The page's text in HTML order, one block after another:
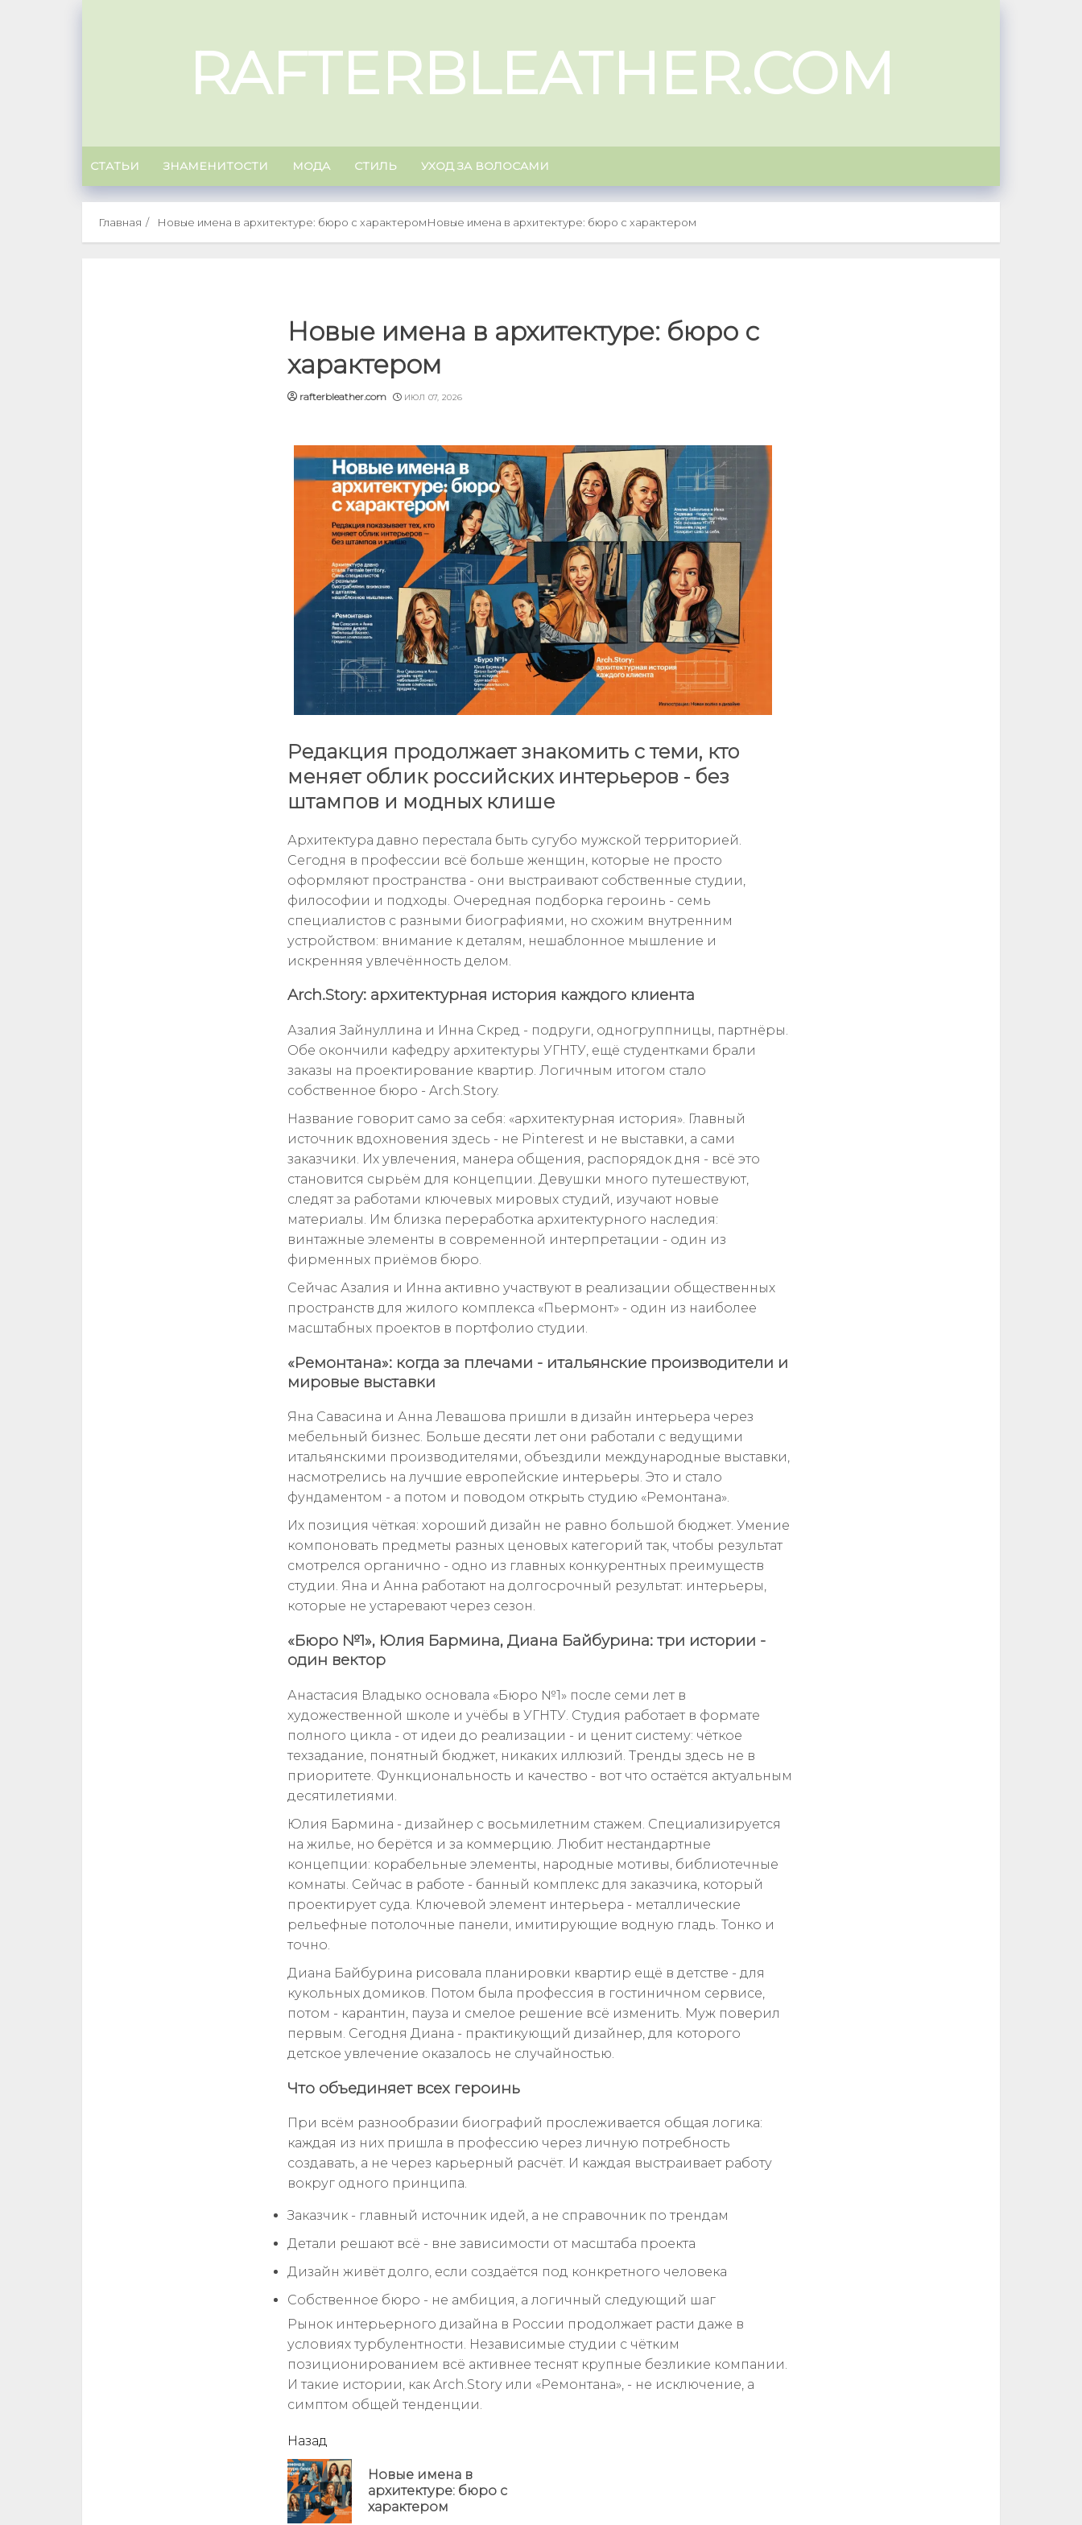
RAFTERBLEATHER.COM
СТАТЬИ ЗНАМЕНИТОСТИ МОДА СТИЛЬ УХОД ЗА ВОЛОСАМИ
Главная Новые имена в архитектуре: бюро с характеромНовые имена в архитектуре: бюро с характером
Новые имена в архитектуре: бюро с
характером
rafterbleather.com ИЮЛ 07, 2026
Редакция продолжает знакомить с теми, кто
меняет облик российских интерьеров - без
штампов и модных клише
Архитектура давно перестала быть сугубо мужской территорией.
Сегодня в профессии всё больше женщин, которые не просто
оформляют пространства - они выстраивают собственные студии,
философии и подходы. Очередная подборка героинь - семь
специалистов с разными биографиями, но схожим внутренним
устройством: внимание к деталям, нешаблонное мышление и
искренняя увлечённость делом.
Arch.Story: архитектурная история каждого клиента
Азалия Зайнуллина и Инна Скред - подруги, одногруппницы, партнёры.
Обе окончили кафедру архитектуры УГНТУ, ещё студентками брали
заказы на проектирование квартир. Логичным итогом стало
собственное бюро - Arch.Story.
Название говорит само за себя: «архитектурная история». Главный
источник вдохновения здесь - не Pinterest и не выставки, а сами
заказчики. Их увлечения, манера общения, распорядок дня - всё это
становится сырьём для концепции. Девушки много путешествуют,
следят за работами ключевых мировых студий, изучают новые
материалы. Им близка переработка архитектурного наследия:
винтажные элементы в современной интерпретации - один из
фирменных приёмов бюро.
Сейчас Азалия и Инна активно участвуют в реализации общественных
пространств для жилого комплекса «Пьермонт» - один из наиболее
масштабных проектов в портфолио студии.
«Ремонтана»: когда за плечами - итальянские производители и
мировые выставки
Яна Савасина и Анна Левашова пришли в дизайн интерьера через
мебельный бизнес. Больше десяти лет они работали с ведущими
итальянскими производителями, объездили международные выставки,
насмотрелись на лучшие европейские интерьеры. Это и стало
фундаментом - а потом и поводом открыть студию «Ремонтана».
Их позиция чёткая: хороший дизайн не равно большой бюджет. Умение
компоновать предметы разных ценовых категорий так, чтобы результат
смотрелся органично - одно из главных конкурентных преимуществ
студии. Яна и Анна работают на долгосрочный результат: интерьеры,
которые не устаревают через сезон.
«Бюро №1», Юлия Бармина, Диана Байбурина: три истории -
один вектор
Анастасия Владыко основала «Бюро №1» после семи лет в
художественной школе и учёбы в УГНТУ. Студия работает в формате
полного цикла - от идеи до реализации - и ценит систему: чёткое
техзадание, понятный бюджет, никаких иллюзий. Тренды здесь не в
приоритете. Функциональность и качество - вот что остаётся актуальным
десятилетиями.
Юлия Бармина - дизайнер с восьмилетним стажем. Специализируется
на жилье, но берётся и за коммерцию. Любит нестандартные
концепции: корабельные элементы, народные мотивы, библиотечные
комнаты. Сейчас в работе - банный комплекс для заказчика, который
проектирует суда. Ключевой элемент интерьера - металлические
рельефные потолочные панели, имитирующие водную гладь. Тонко и
точно.
Диана Байбурина рисовала планировки квартир ещё в детстве - для
кукольных домиков. Потом была профессия в гостиничном сервисе,
потом - карантин, пауза и смелое решение всё изменить. Муж поверил
первым. Сегодня Диана - практикующий дизайнер, для которого
детское увлечение оказалось не случайностью.
Что объединяет всех героинь
При всём разнообразии биографий прослеживается общая логика:
каждая из них пришла в профессию через личную потребность
создавать, а не через карьерный расчёт. И каждая выстраивает работу
вокруг одного принципа.
Заказчик - главный источник идей, а не справочник по трендам
Детали решают всё - вне зависимости от масштаба проекта
Дизайн живёт долго, если создаётся под конкретного человека
Собственное бюро - не амбиция, а логичный следующий шаг
Рынок интерьерного дизайна в России продолжает расти даже в
условиях турбулентности. Независимые студии с чётким
позиционированием всё активнее теснят крупные безликие компании.
И такие истории, как Arch.Story или «Ремонтана», - не исключение, а
симптом общей тенденции.
читать
еще
Назад
Новые имена в
архитектуре: бюро с
характером